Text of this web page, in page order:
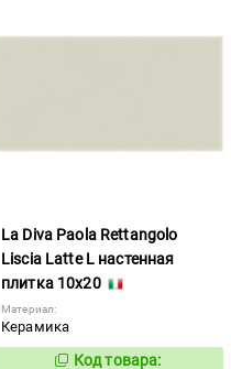
La Diva Paola Rettangolo
Liscia Latte L настенная
плитка 10x20
Материал:
Керамика
Код товара: